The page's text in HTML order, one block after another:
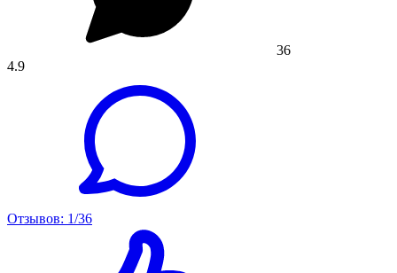
36
4.9
Отзывов: 1/36